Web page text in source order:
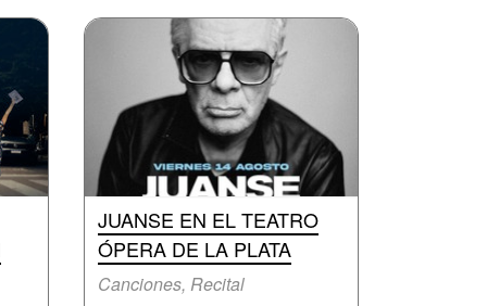
JUANSE EN EL TEATRO
ÓPERA DE LA PLATA
Canciones, Recital